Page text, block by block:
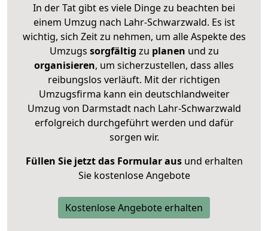
In der Tat gibt es viele Dinge zu beachten bei
einem Umzug nach Lahr-Schwarzwald. Es ist
wichtig, sich Zeit zu nehmen, um alle Aspekte des
Umzugs sorgfältig zu planen und zu
organisieren, um sicherzustellen, dass alles
reibungslos verläuft. Mit der richtigen
Umzugsfirma kann ein deutschlandweiter
Umzug von Darmstadt nach Lahr-Schwarzwald
erfolgreich durchgeführt werden und dafür
sorgen wir.
Füllen Sie jetzt das Formular ausund erhalten
Sie kostenlose Angebote
Kostenlose Angebote erhalten